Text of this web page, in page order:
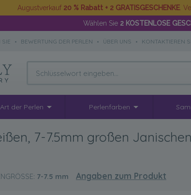
Augustverkauf 20 % Rabatt + 2 GRATISGESCHENKE .
Wählen Sie 2 KOSTENLOSE
SIE • BEWERTUNG DER PERLEN • ÜBER UNS • KONTAKTIEREN
Art der Perlen Perlenfarben
7-7.5mm großen
7-7.5 mm Angaben zum Produkt